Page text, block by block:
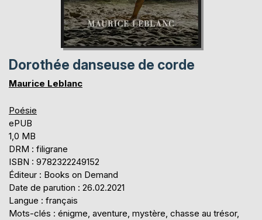
Dorothée danseuse de corde
Maurice Leblanc
Poésie
ePUB
1,0 MB
DRM : filigrane
ISBN : 9782322249152
Éditeur : Books on Demand
Date de parution : 26.02.2021
Langue : français
Mots-clés : énigme, aventure, mystère, chasse au trésor,